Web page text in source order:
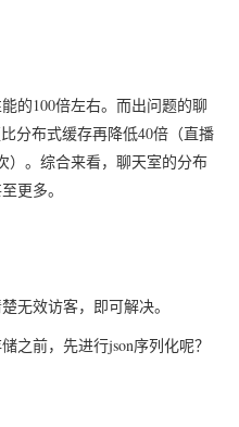
的 100倍左右。而出问题的聊
分布式缓存再降低40倍（直播
）。综合来看，聊天室的分布
更多。
无效访客，即可解决。
之前，先进行json序列化呢？